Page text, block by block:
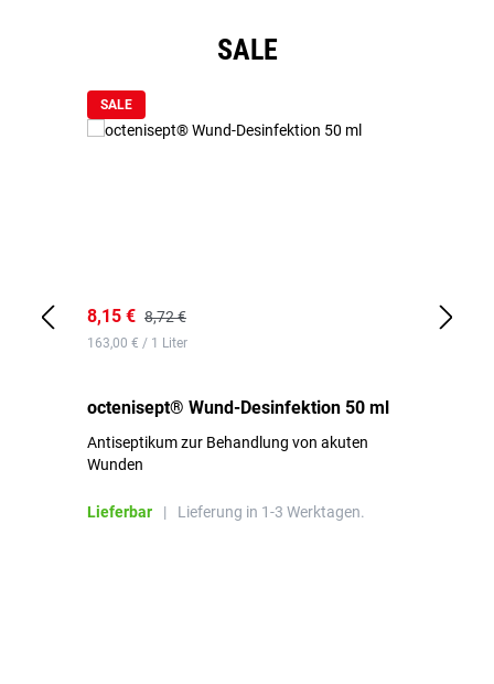
SALE
SALE
8,15 € 8,72 €
163,00 € / 1 Liter
octenisept® Wund-Desinfektion 50 ml
Antiseptikum zur Behandlung von akuten
Wunden
Lieferbar | Lieferung in 1-3 Werktagen.